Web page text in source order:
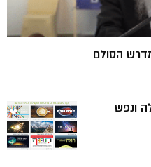
הסולם
ונפש